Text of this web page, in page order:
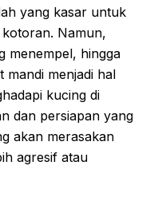
yang kasar untuk
Namun,
menempel, hingga
mandi menjadi hal
kucing di
dan persiapan yang
akan merasakan
agresif atau